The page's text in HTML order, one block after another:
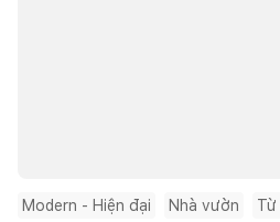
Modern - Hiện đại Nhà vườn Từ